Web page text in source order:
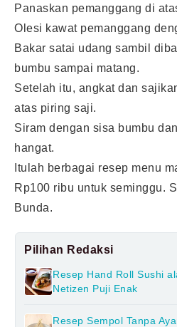
Panaskan pemanggang di
Olesi kawat pemanggang
Bakar satai udang sambil
bumbu sampai matang.
Setelah itu, angkat dan
atas piring saji.
Siram dengan sisa bumbu
hangat.
Itulah berbagai resep menu
Rp100 ribu untuk seminggu.
Bunda.
Pilihan Redaksi
Resep Hand Roll Sushi
Netizen Puji Enak
Resep Sempol Tanpa